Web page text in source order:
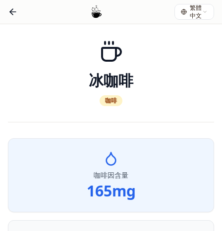
繁體
中文
冰咖啡
咖啡
咖啡因含量
165mg